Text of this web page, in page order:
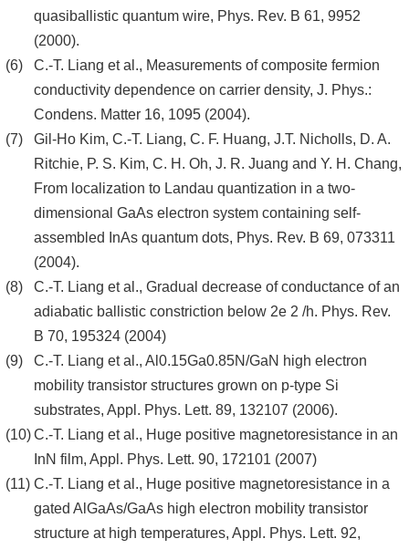
quasiballistic quantum wire, Phys. Rev. B 61, 9952
(2000).
C.-T. Liang et al., Measurements of composite fermion
conductivity dependence on carrier density, J. Phys.:
Condens. Matter 16, 1095 (2004).
Gil-Ho Kim, C.-T. Liang, C. F. Huang, J.T. Nicholls, D. A.
Ritchie, P. S. Kim, C. H. Oh, J. R. Juang and Y. H. Chang,
From localization to Landau quantization in a two-
dimensional GaAs electron system containing self-
assembled InAs quantum dots, Phys. Rev. B 69, 073311
(2004).
C.-T. Liang et al., Gradual decrease of conductance of an
adiabatic ballistic constriction below 2e 2 /h. Phys. Rev.
B 70, 195324 (2004)
C.-T. Liang et al., Al0.15Ga0.85N/GaN high electron
mobility transistor structures grown on p-type Si
substrates, Appl. Phys. Lett. 89, 132107 (2006).
C.-T. Liang et al., Huge positive magnetoresistance in an
InN film, Appl. Phys. Lett. 90, 172101 (2007)
C.-T. Liang et al., Huge positive magnetoresistance in a
gated AlGaAs/GaAs high electron mobility transistor
structure at high temperatures, Appl. Phys. Lett. 92,